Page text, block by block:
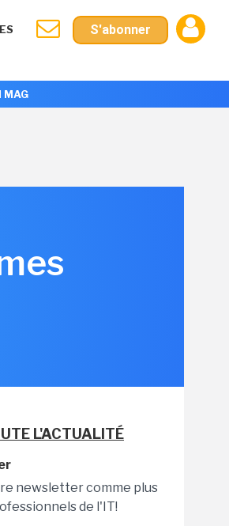
S'abonner
MAG
L'ACTUALITÉ
newsletter comme plus
de l'IT!